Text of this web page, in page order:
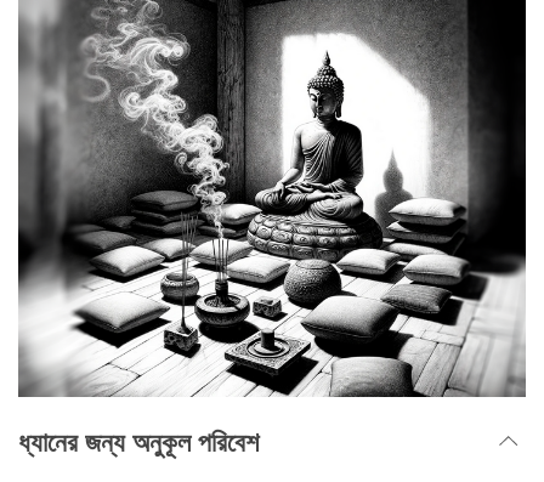
ধ্যানের জন্য অনুকূল পরিবেশ